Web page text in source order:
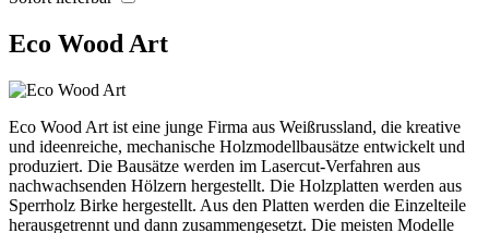
Eco Wood Art
Eco Wood Art ist eine junge Firma aus Weißrussland, die kreative
und ideenreiche, mechanische Holzmodellbausätze entwickelt und
produziert. Die Bausätze werden im Lasercut-Verfahren aus
nachwachsenden Hölzern hergestellt. Die Holzplatten werden aus
Sperrholz Birke hergestellt. Aus den Platten werden die Einzelteile
herausgetrennt und dann zusammengesetzt. Die meisten Modelle